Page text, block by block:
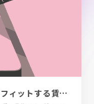
SOCO HAUS｜都会の生活にフィットする賃貸マンションブランド